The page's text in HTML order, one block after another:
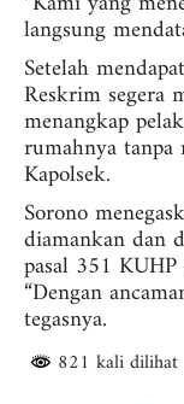
langsung
Setelah
Reskrim segera
menangkap
rumahnya tanpa
Kapolsek.
Sorono
diamankan dan
pasal 351
“Dengan
tegasnya.
821 kali dilihat